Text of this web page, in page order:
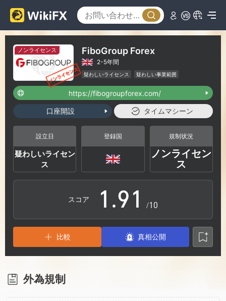
ノンライセンス FiboGroup Forex
2-5年間
疑わしいライセンス
疑わしい事業範囲
ハイリスクレベル
https://fibogroupforex.com/
口座開設 タイムマシーン
設立日
疑わしいライセン
ス
登録国 規制状況
ノンライセン
ス
スコア
0
1
2
3
.
3
4
5
6
7
8
9
0
1
2
3
/10
比較 真相公開
外為規制